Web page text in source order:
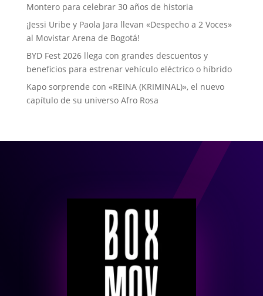
Montero para celebrar 30 años de historia
¡Jessi Uribe y Paola Jara llevan «Despecho a 2 Voces»
al Movistar Arena de Bogotá!
BYD Fest 2026 llega con grandes descuentos y
beneficios para estrenar vehículo eléctrico o híbrido
Kapo sorprende con «REINA (KRIMINAL)», el nuevo
capítulo de su universo Afro Rosa